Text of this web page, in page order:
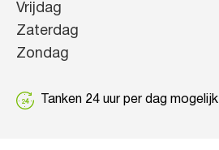
Vrijdag
Zaterdag
Zondag
Tanken 24 uur per dag mogelijk